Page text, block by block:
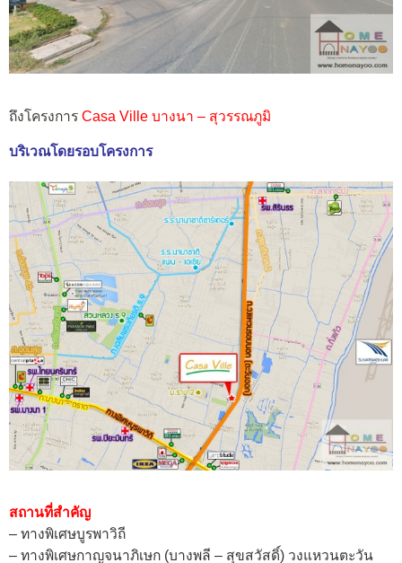
ถึงโครงการ Casa Ville บางนา – สุวรรณภูมิ
บริเวณโดยรอบโครงการ
สถานที่สำคัญ
– ทางพิเศษบูรพาวิถี
– ทางพิเศษกาญจนาภิเษก (บางพลี – สุขสวัสดิ์) วงแหวนตะวัน